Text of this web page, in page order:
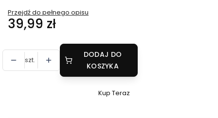
Przejdź do pełnego opisu
Cena
39,99 zł
szt.
DODAJ DO
KOSZYKA
Szybki
Kup Teraz